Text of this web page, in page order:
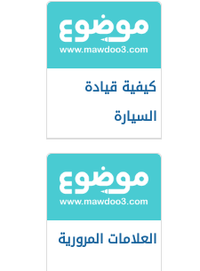
كيفية قيادة
السيارة
الأوتوماتيك
العلامات المرورية